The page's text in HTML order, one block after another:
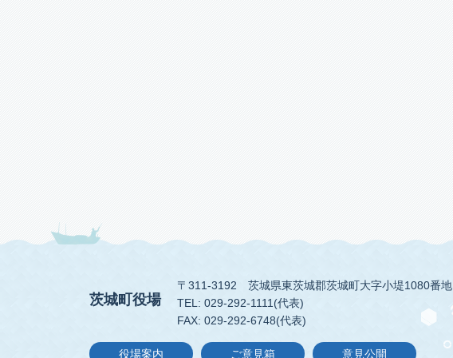
茨城町役場
〒311-3192
茨城県東茨城郡茨城町大字小堤1080番地
TEL: 029-292-1111(代表)
FAX: 029-292-6748(代表)
役場案内 ご意見箱 意見公開